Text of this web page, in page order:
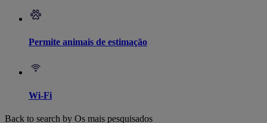
Permite animais de estimação
Wi-Fi
Back to search by Os mais pesquisados